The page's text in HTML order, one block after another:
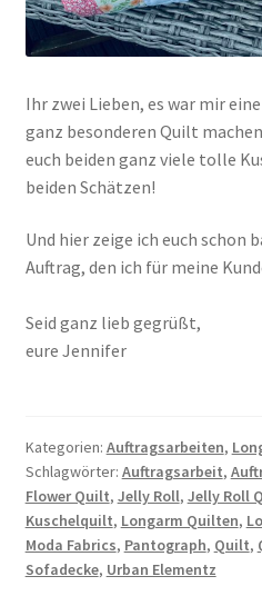
Ihr zwei Lieben, es war mir
ganz besonderen Quilt
euch beiden ganz viele tolle
beiden Schätzen!
Und hier zeige ich euch schon
Auftrag, den ich für meine
Seid ganz lieb gegrüßt,
eure Jennifer
Kategorien: Auftragsarbeiten,
Schlagwörter: Auftragsarbeit,
Flower Quilt, Jelly Roll, Jelly Roll
Kuschelquilt, Longarm Quilten,
Moda Fabrics, Pantograph, Quilt,
Sofadecke, Urban Elementz